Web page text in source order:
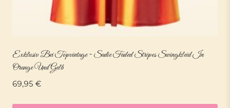
Exklusiv Bei Topvintage ~ Sadie Faded Stripes Swingkleid In
Orange Und Gelb
69,95 €